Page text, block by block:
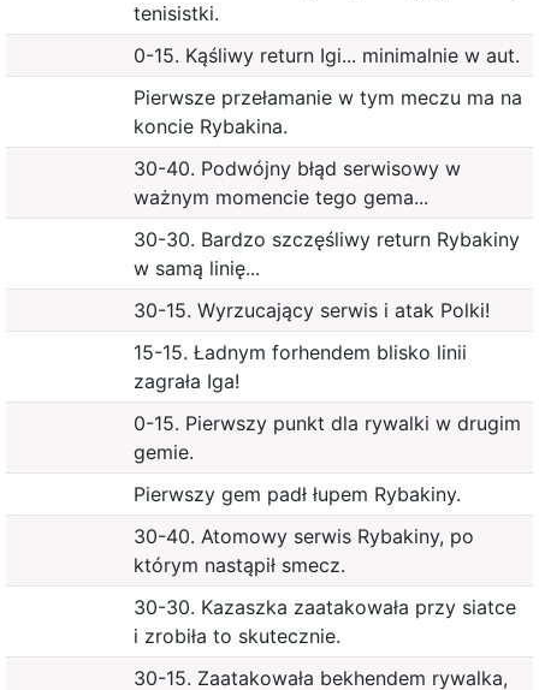
tenisistki.
0-15. Kąśliwy return Igi... minimalnie w aut.
Pierwsze przełamanie w tym meczu ma na
koncie Rybakina.
30-40. Podwójny błąd serwisowy w
ważnym momencie tego gema...
30-30. Bardzo szczęśliwy return Rybakiny
w samą linię...
30-15. Wyrzucający serwis i atak Polki!
15-15. Ładnym forhendem blisko linii
zagrała Iga!
0-15. Pierwszy punkt dla rywalki w drugim
gemie.
Pierwszy gem padł łupem Rybakiny.
30-40. Atomowy serwis Rybakiny, po
którym nastąpił smecz.
30-30. Kazaszka zaatakowała przy siatce
i zrobiła to skutecznie.
30-15. Zaatakowała bekhendem rywalka,